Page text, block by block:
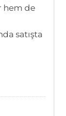
hem de
satışta